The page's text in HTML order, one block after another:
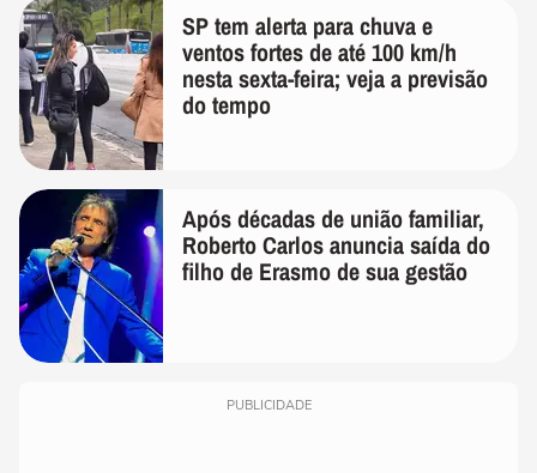
SP tem alerta para chuva e
ventos fortes de até 100 km/h
nesta sexta-feira; veja a previsão
do tempo
Após décadas de união familiar,
Roberto Carlos anuncia saída do
filho de Erasmo de sua gestão
PUBLICIDADE